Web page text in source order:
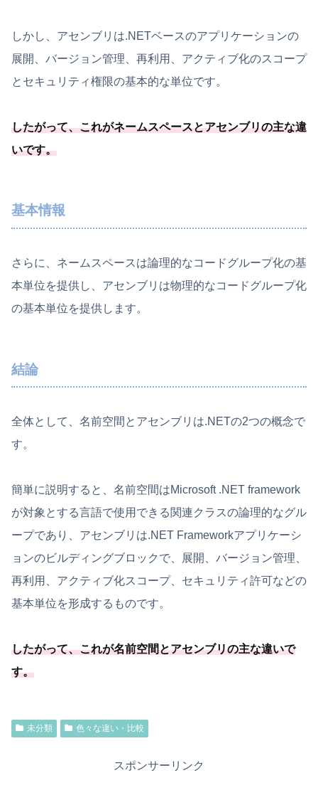
しかし、アセンブリは.NETベースのアプリケーションの
展開、バージョン管理、再利用、アクティブ化のスコープ
とセキュリティ権限の基本的な単位です。
したがって、これがネームスペースとアセンブリの主な違
いです。
基本情報
さらに、ネームスペースは論理的なコードグループ化の基
本単位を提供し、アセンブリは物理的なコードグループ化
の基本単位を提供します。
結論
全体として、名前空間とアセンブリは.NETの2つの概念で
す。
簡単に説明すると、名前空間はMicrosoft .NET framework
が対象とする言語で使用できる関連クラスの論理的なグル
ープであり、アセンブリは.NET Frameworkアプリケーシ
ョンのビルディングブロックで、展開、バージョン管理、
再利用、アクティブ化スコープ、セキュリティ許可などの
基本単位を形成するものです。
したがって、これが名前空間とアセンブリの主な違いで
す。
未分類 色々な違い・比較
スポンサーリンク